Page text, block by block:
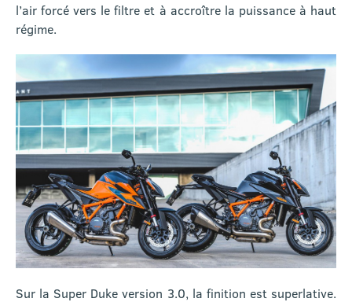
l’air forcé vers le filtre et à accroître la puissance à haut
régime.
Sur la Super Duke version 3.0, la finition est superlative.